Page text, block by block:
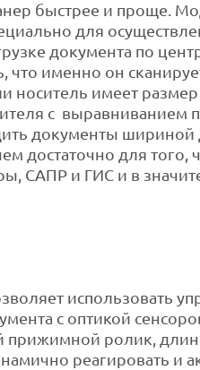
быстрее и проще.
для
документа по
именно он
носитель имеет
с выравниванием
документы
достаточно для того,
САПР и ГИС и в
использовать
с оптикой
прижимной ролик,
реагировать и